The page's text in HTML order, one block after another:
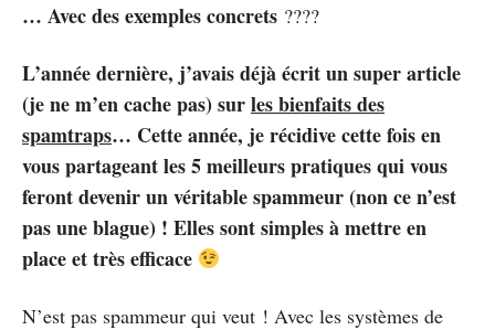
… Avec des exemples concrets ????
L’année dernière, j’avais déjà écrit un super article
(je ne m’en cache pas) surles bienfaits des
spamtraps… Cette année, je récidive cette fois en
vous partageant les 5 meilleurs pratiques qui vous
feront devenir un véritable spammeur (non ce n’est
pas une blague) ! Elles sont simples à mettre en
place et très efficace
N’est pas spammeur qui veut ! Avec les systèmes de